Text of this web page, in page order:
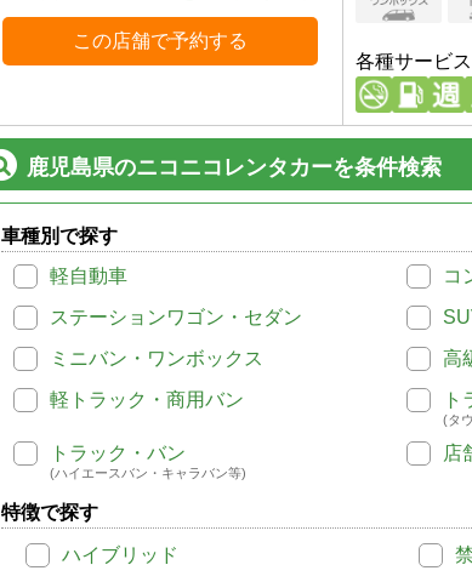
この店舗で予約する
各種サービス
鹿児島県のニコニコレンタカーを条件検索
車種別で探す
軽自動車
コ
ステーションワゴン・セダン
ミニバン・ワンボックス
高
軽トラック・商用バン
ト
(タ
トラック・バン
(ハイエースバン・キャラバン等)
店
特徴で探す
ハイブリッド